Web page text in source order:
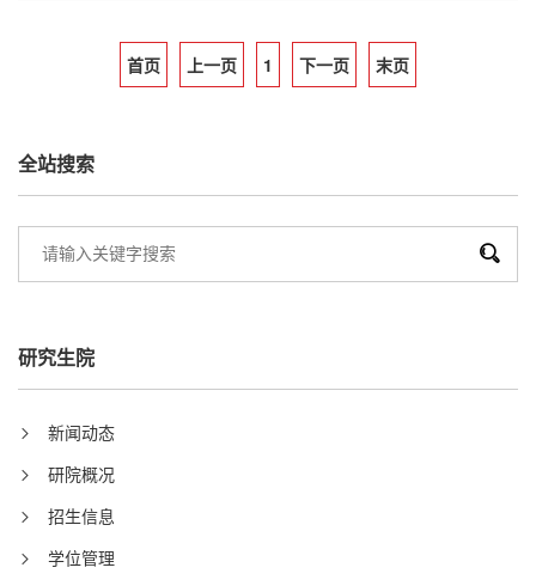
首页 上一页 1 下一页 末页
全站搜索
研究生院
新闻动态
研院概况
招生信息
学位管理